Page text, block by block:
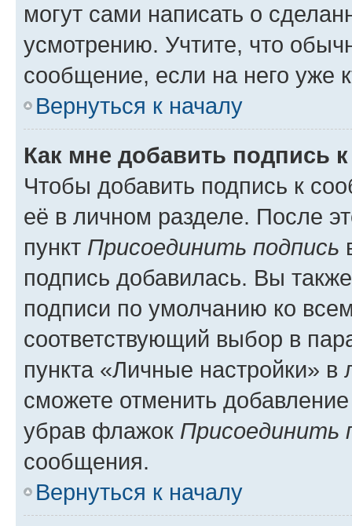
могут сами написать о
усмотрению. Учтите, что
сообщение, если на него уже
Вернуться к началу
Как мне добавить подпись
Чтобы добавить подпись к
её в личном разделе. После
пункт Присоединить подпись
подпись добавилась. Вы
подписи по умолчанию ко
соответствующий выбор в
пункта «Личные настройки»
сможете отменить
убрав флажок Присоединить
сообщения.
Вернуться к началу